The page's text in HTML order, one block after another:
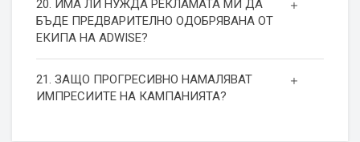
20. ИМА ЛИ НУЖДА РЕКЛАМАТА МИ ДА
БЪДЕ ПРЕДВАРИТЕЛНО ОДОБРЯВАНА ОТ
ЕКИПА НА ADWISE?
21. ЗАЩО ПРОГРЕСИВНО НАМАЛЯВАТ
ИМПРЕСИИТЕ НА КАМПАНИЯТА?